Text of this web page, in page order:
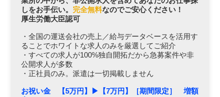
しをお手伝い。 完全無料なのでご安心ください！
厚生労働大臣認可
・全国の運送会社の売上／給与データベースを活用す
ることでホワイトな求人のみを厳選してご紹介
・すべての求人が100%独自開拓だから急募案件や非
公開求人が多数
・正社員のみ。派遣は一切掲載しません
お祝い金 【5万円】▶︎【7万円】［期間限定］ 増額